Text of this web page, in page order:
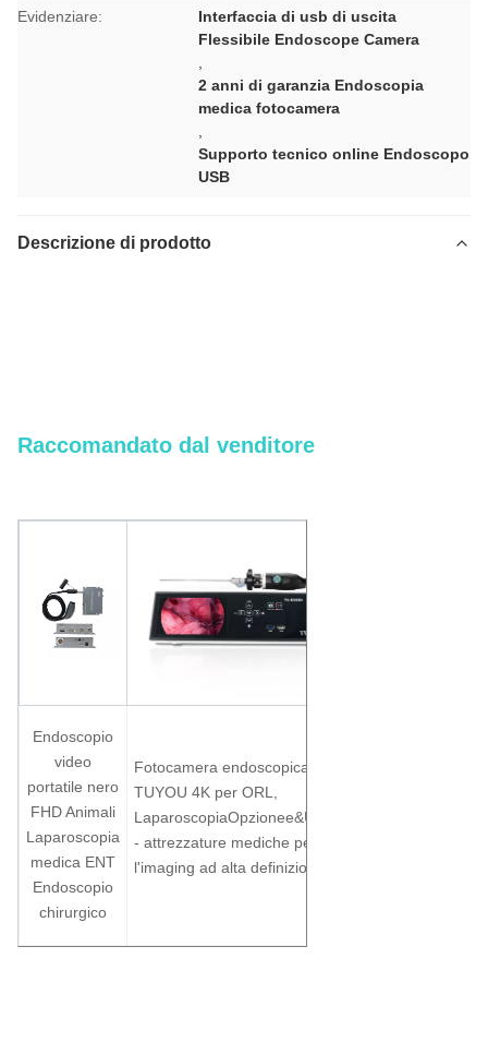
Evidenziare:
Interfaccia di usb di uscita
Flessibile Endoscope Camera
2 anni di garanzia Endoscopia
medica fotocamera
Supporto tecnico online Endoscopo
USB
Descrizione di prodotto
Raccomandato dal venditore
Endoscopio
video
portatile nero
FHD Animali
Laparoscopia
medica ENT
Endoscopio
chirurgico
Fotocamera endoscopica
TUYOU 4K per ORL,
LaparoscopiaOpzionee&Urologia
- attrezzature mediche per
l'imaging ad alta definizione